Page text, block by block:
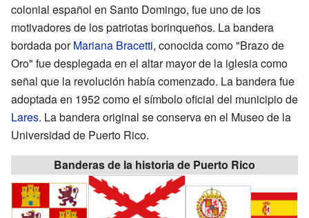
colonial español en Santo Domingo, fue uno de los
motivadores de los patriotas borinqueños. La bandera
bordada porMariana Bracetti, conocida como "Brazo de
Oro" fue desplegada en el altar mayor de la iglesia como
señal que la revolución había comenzado. La bandera fue
adoptada en 1952 como el símbolo oficial del municipio de
Lares. La bandera original se conserva en el Museo de la
Universidad de Puerto Rico.
Banderas de la historia de Puerto Rico